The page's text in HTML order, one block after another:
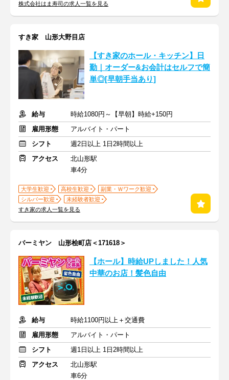
株式会社はま寿司の求人一覧を見る
すき家 山形大野目店
【すき家のホール・キッチン】日
勤｜オーダー&お会計はセルフで簡
単◎[早朝手当あり]
給与
時給1080円～【早朝】時給+150円
雇用形態
アルバイト・パート
シフト
週2日以上 1日2時間以上
アクセス
北山形駅
車4分
大学生歓迎 高校生歓迎
副業・Ｗワーク歓迎
シルバー歓迎
未経験者歓迎
すき家の求人一覧を見る
バーミヤン 山形桧町店＜171618＞
【ホール】時給UPしました！人気
中華のお店！髪色自由
給与
時給1100円以上＋交通費
雇用形態
アルバイト・パート
シフト
週1日以上 1日2時間以上
アクセス
北山形駅
車6分